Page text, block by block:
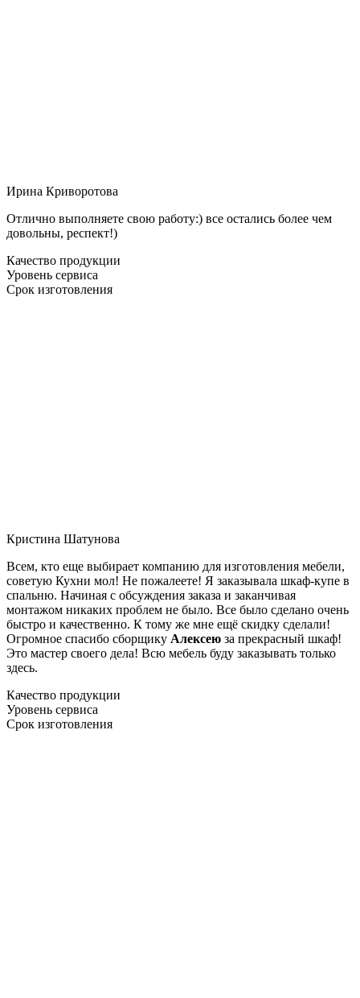
Ирина Криворотова
Отлично выполняете свою работу:) все остались более чем
довольны, респект!)
Качество продукции
Уровень сервиса
Срок изготовления
Кристина Шатунова
Всем, кто еще выбирает компанию для изготовления мебели,
советую Кухни мол! Не пожалеете! Я заказывала шкаф-купе в
спальню. Начиная с обсуждения заказа и заканчивая
монтажом никаких проблем не было. Все было сделано очень
быстро и качественно. К тому же мне ещё скидку сделали!
Огромное спасибо сборщику Алексею за прекрасный шкаф!
Это мастер своего дела! Всю мебель буду заказывать только
здесь.
Качество продукции
Уровень сервиса
Срок изготовления